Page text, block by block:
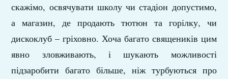
скажімо, освячувати школу чи стадіон допустимо,
а магазин, де продають тютюн та горілку, чи
дискоклуб – гріховно. Хоча багато священиків цим
явно зловживають, і шукають можливості
підзаробити багато більше, ніж турбуються про